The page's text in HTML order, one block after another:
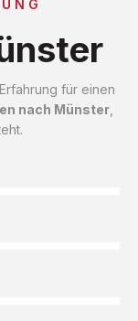
für einen
nach Münster